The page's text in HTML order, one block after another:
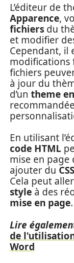
L’éditeur de
Apparence,
fichiers du
et modifier
Cependant, il
modifications
fichiers
à jour du
d’un theme
En utilisant
code HTML
mise en page
ajouter du CSS
Cela peut
style à des
mise en page.
Lire
de
Word